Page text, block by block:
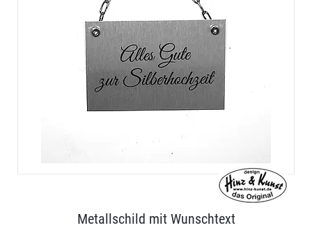
Metallschild mit Wunschtext